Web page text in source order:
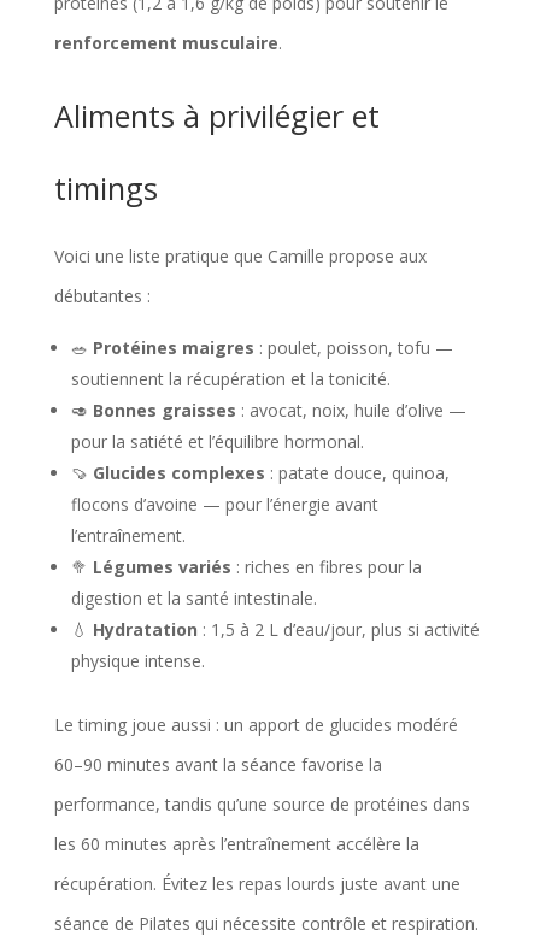
renforcement musculaire.
Aliments à privilégier et
timings
Voici une liste pratique que Camille propose aux
débutantes :
🥗 Protéines maigres : poulet, poisson, tofu —
soutiennent la récupération et la tonicité.
🥑 Bonnes graisses : avocat, noix, huile d’olive —
pour la satiété et l’équilibre hormonal.
🍠 Glucides complexes : patate douce, quinoa,
flocons d’avoine — pour l’énergie avant
l’entraînement.
🥦 Légumes variés : riches en fibres pour la
digestion et la santé intestinale.
💧 Hydratation : 1,5 à 2 L d’eau/jour, plus si activité
physique intense.
Le timing joue aussi : un apport de glucides modéré
60–90 minutes avant la séance favorise la
performance, tandis qu’une source de protéines dans
les 60 minutes après l’entraînement accélère la
récupération. Évitez les repas lourds juste avant une
séance de Pilates qui nécessite contrôle et respiration.